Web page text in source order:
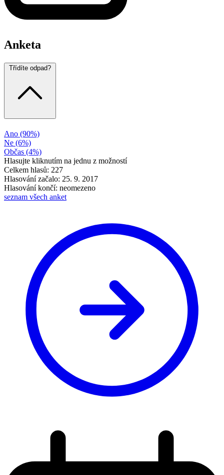
Anketa
Třídíte odpad?
Ano (90%)
Ne (6%)
Občas (4%)
Hlasujte kliknutím na jednu z možností
Celkem hlasů: 227
Hlasování začalo: 25. 9. 2017
Hlasování končí: neomezeno
seznam všech anket